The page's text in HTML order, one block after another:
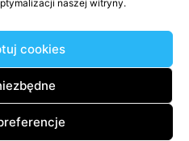
naszej witryny.
cookies